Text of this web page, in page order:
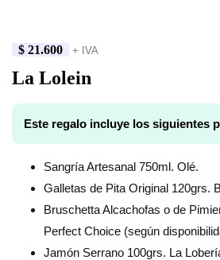
Click to enlarge
$ 21.600 + IVA
La Lolein
Este regalo incluye los siguientes
Sangría Artesanal 750ml. Olé.
Galletas de Pita Original 120grs.
Bruschetta Alcachofas o de
Perfect Choice (según
Jamón Serrano 100grs. La